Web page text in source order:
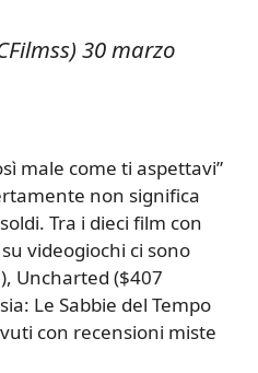
30 marzo
male come ti aspettavi”
non significa
Tra i dieci film con
videogiochi ci sono
Uncharted ($407
Le Sabbie del Tempo
con recensioni miste